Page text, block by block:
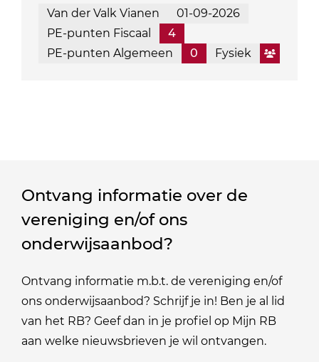
Van der Valk Vianen
01-09-2026
PE-punten Fiscaal
4
PE-punten Algemeen
0 Fysiek
Ontvang informatie over de
vereniging en/of ons
onderwijsaanbod?
Ontvang informatie m.b.t. de vereniging en/of
ons onderwijsaanbod? Schrijf je in! Ben je al lid
van het RB? Geef dan in je profiel op Mijn RB
aan welke nieuwsbrieven je wil ontvangen.